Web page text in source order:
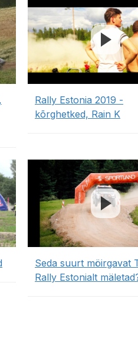
Rally Estonia 2019 -
kõrghetked, Rain K
Seda suurt möirgavat
Rally Estonialt